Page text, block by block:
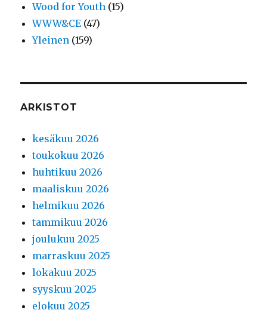
Wood for Youth (15)
WWW&CE (47)
Yleinen (159)
ARKISTOT
kesäkuu 2026
toukokuu 2026
huhtikuu 2026
maaliskuu 2026
helmikuu 2026
tammikuu 2026
joulukuu 2025
marraskuu 2025
lokakuu 2025
syyskuu 2025
elokuu 2025